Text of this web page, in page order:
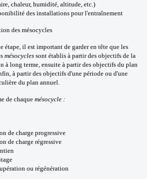
chaleur, humidité, altitude, etc.)
des installations pour l'entraînement
des mésocycles
étape, il est important de garder en tête que les
mésocycles sont établis à partir des objectifs de la
à long terme, ensuite à partir des objectifs du plan
à partir des objectifs d'une période ou d'une
du plan annuel.
de chaque mésocycle :
de charge progressive
de charge régressive
ou régénération